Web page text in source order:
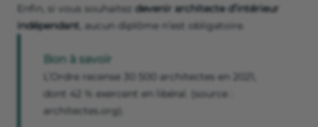
Enfin, si vous souhaitez devenir architecte d’intérieur
indépendant , aucun diplôme n’est obligatoire.
Bon à savoir
L’Ordre recense 30 500 architectes en 2021,
dont 42 % exercent en libéral. (source :
architectes.org).